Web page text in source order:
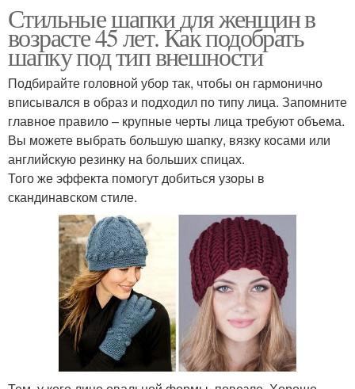
Стильные шапки для женщин в
возрасте 45 лет. Как подобрать
шапку под тип внешности
Подбирайте головной убор так, чтобы он гармонично
вписывался в образ и подходил по типу лица. Запомните
главное правило – крупные черты лица требуют объема.
Вы можете выбрать большую шапку, вязку косами или
английскую резинку на больших спицах.
Того же эффекта помогут добиться узоры в
скандинавском стиле.